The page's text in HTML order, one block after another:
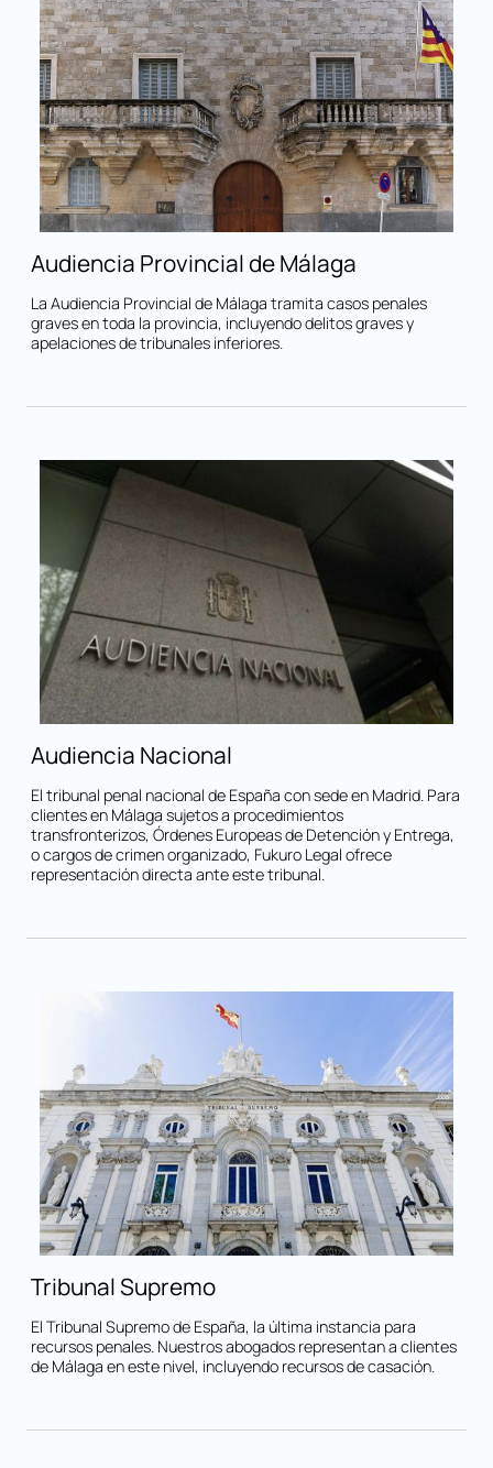
Audiencia Provincial de Málaga
La Audiencia Provincial de Málaga tramita casos penales
graves en toda la provincia, incluyendo delitos graves y
apelaciones de tribunales inferiores.
Audiencia Nacional
El tribunal penal nacional de España con sede en Madrid. Para
clientes en Málaga sujetos a procedimientos
transfronterizos, Órdenes Europeas de Detención y Entrega,
o cargos de crimen organizado, Fukuro Legal ofrece
representación directa ante este tribunal.
Tribunal Supremo
El Tribunal Supremo de España, la última instancia para
recursos penales. Nuestros abogados representan a clientes
de Málaga en este nivel, incluyendo recursos de casación.